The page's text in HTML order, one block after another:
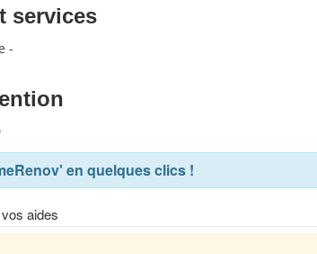
services
-